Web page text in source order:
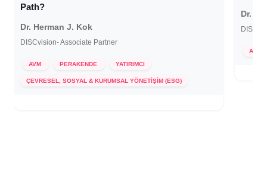
Path?
Dr. Herman J. Kok
DISCvision- Associate Partner
AVM PERAKENDE YATIRIMCI
ÇEVRESEL, SOSYAL & KURUMSAL YÖNETİŞİM (ESG)
Dr.
AVM